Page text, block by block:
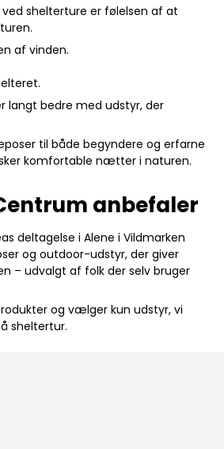
shelterture er følelsen af at
af vinden.
langt bedre med udstyr, der
til både begyndere og erfarne
komfortable nætter i naturen.
anbefaler
deltagelse iAlene i Vildmarken
og outdoor-udstyr, der giver
– udvalgt af folk der selv bruger
og vælger kun udstyr, vi
sheltertur.